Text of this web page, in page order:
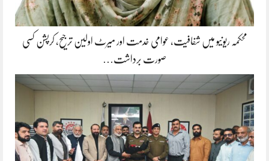
محکمہ ریونیو میں شفافیت، عوامی خدمت اور میرٹ اولین ترجیح، کرپشن کسی
صورت برداشت…